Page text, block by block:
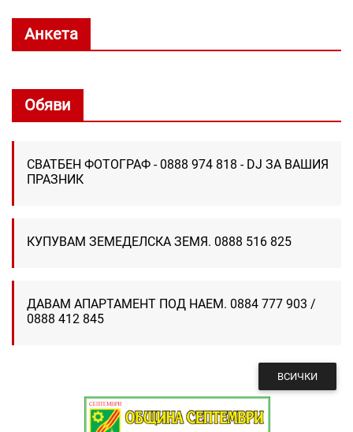
Анкета
Обяви
СВАТБЕН ФОТОГРАФ - 0888 974 818 - DJ ЗА ВАШИЯ
ПРАЗНИК
КУПУВАМ ЗЕМЕДЕЛСКА ЗЕМЯ. 0888 516 825
ДАВАМ АПАРТАМЕНТ ПОД НАЕМ. 0884 777 903 /
0888 412 845
ВСИЧКИ